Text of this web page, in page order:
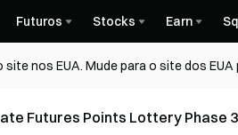
Futuros Stocks Earn
nos EUA. Mude para o site dos
Futures Points Lottery Phase